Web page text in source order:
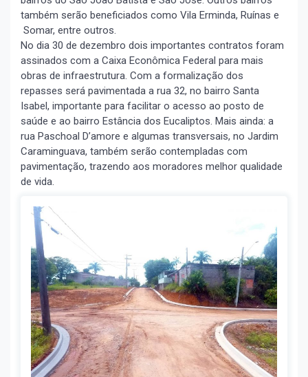
também serão beneficiados como Vila Erminda, Ruínas e
Somar, entre outros.
No dia 30 de dezembro dois importantes contratos foram
assinados com a Caixa Econômica Federal para mais
obras de infraestrutura. Com a formalização dos
repasses será pavimentada a rua 32, no bairro Santa
Isabel, importante para facilitar o acesso ao posto de
saúde e ao bairro Estância dos Eucaliptos. Mais ainda: a
rua Paschoal D’amore e algumas transversais, no Jardim
Caraminguava, também serão contempladas com
pavimentação, trazendo aos moradores melhor qualidade
de vida.